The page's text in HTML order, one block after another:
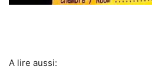
A lire aussi: